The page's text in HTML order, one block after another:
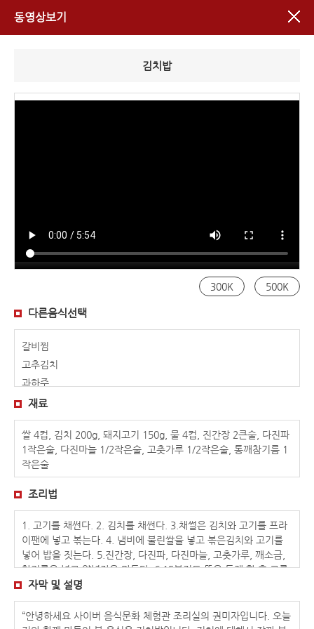
동영상보기
김치밥
300K 500K
다른음식선택
갈비찜
고추김치
과하주
김치밥
꽃게장
녹두빈대떡
다슬기탕
대합구이
도토리묵
돌솥밥
두릅전골
두부떡국
땅콩두부
모주(김시원)
모주(송호연)
재료
쌀 4컵, 김치 200g, 돼지고기 150g, 물 4컵, 진간장 2큰술, 다진파
1작은술, 다진마늘 1/2작은술, 고춧가루 1/2작은술, 통깨참기름 1
작은술
조리법
1. 고기를 채썬다. 2. 김치를 채썬다. 3.채썰은 김치와 고기를 프라
이팬에 넣고 볶는다. 4. 냄비에 불린쌀을 넣고 볶은김치와 고기를
넣어 밥을 짓는다. 5.진간장, 다진파, 다진마늘, 고춧가루, 깨소금,
참기름을 넣고 양념장을 만든다. 6.15분정도 뜸을 들게 한 후 그릇
에 담아 완성한다.
자막 및 설명
“안녕하세요 사이버 음식문화 체험관 조리실의 권미자입니다. 오늘